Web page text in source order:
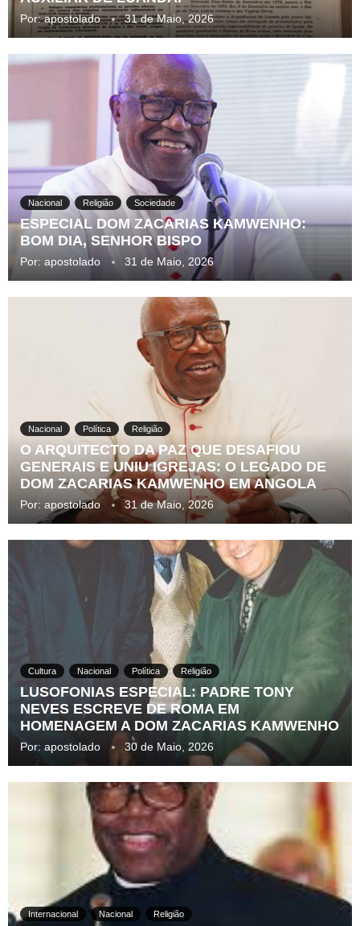
Por:apostolado 31 de Maio, 2026
Nacional Religião Sociedade
ESPECIAL DOM ZACARIAS KAMWENHO:
BOM DIA, SENHOR BISPO
Por: apostolado 31 de Maio, 2026
Nacional Política Religião
O ARQUITECTO DA PAZ QUE DESAFIOU
GENERAIS E UNIU IGREJAS: O LEGADO DE
DOM ZACARIAS KAMWENHO EM ANGOLA
Por: apostolado 31 de Maio, 2026
Cultura Nacional Política Religião
LUSOFONIAS ESPECIAL: PADRE TONY
NEVES ESCREVE DE ROMA EM
HOMENAGEM A DOM ZACARIAS KAMWENHO
Por: apostolado 30 de Maio, 2026
Internacional Nacional Religião